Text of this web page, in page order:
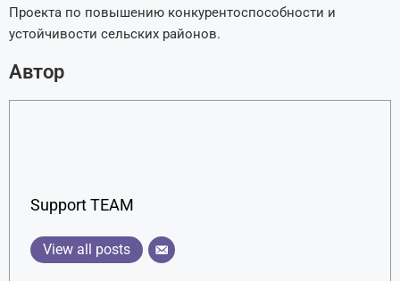
Проекта по повышению конкурентоспособности и
устойчивости сельских районов.
Автор
Support TEAM
View all posts